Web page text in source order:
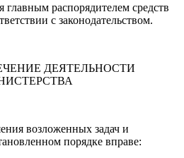
главным распорядителем средств
с законодательством.
ДЕЯТЕЛЬНОСТИ
возложенных задач и
порядке вправе: